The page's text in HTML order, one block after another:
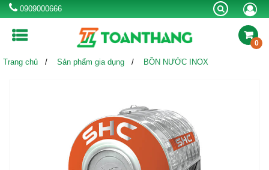
0909000666
MÁY LỌC NƯỚC RO BÌNH NƯỚC NÓNG
MÁY NƯỚC NÓNG
VÒI CHẬU RỬA
BỂ NƯỚC NGẦM BỒN CÔNG NGHIỆP
0
Trang chủ Sản phẩm gia dụng BỒN NƯỚC INOX